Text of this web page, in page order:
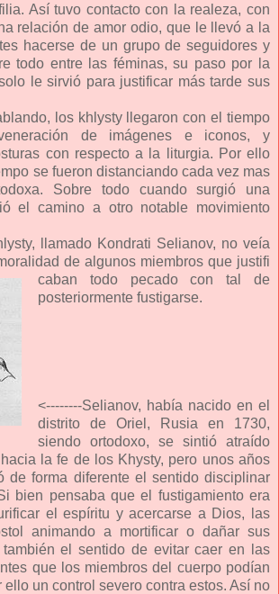
Así tuvo contacto con la realeza, con
relación de amor odio, que le llevó a la
hacerse de un grupo de seguidores y
todo entre las féminas, su paso por la
le sirvió para justificar más tarde sus
los khlysty llegaron con el tiempo
de imágenes e iconos, y
con respecto a la liturgia. Por ello
se fueron distanciando cada vez mas
Sobre todo cuando surgió una
el camino a otro notable movimiento
llamado Kondrati Selianov, no veía
de algunos miembros que justifi
caban todo pecado con tal de
posteriormente fustigarse.
<--------Selianov, había nacido en el
distrito de Oriel, Rusia en 1730,
siendo ortodoxo, se sintió atraído
la fe de los Khysty, pero unos años
de forma diferente el sentido disciplinar
bien pensaba que el fustigamiento era
el espíritu y acercarse a Dios, las
animando a mortificar o dañar sus
también el sentido de evitar caer en las
que los miembros del cuerpo podían
ello un control severo contra estos. Así no